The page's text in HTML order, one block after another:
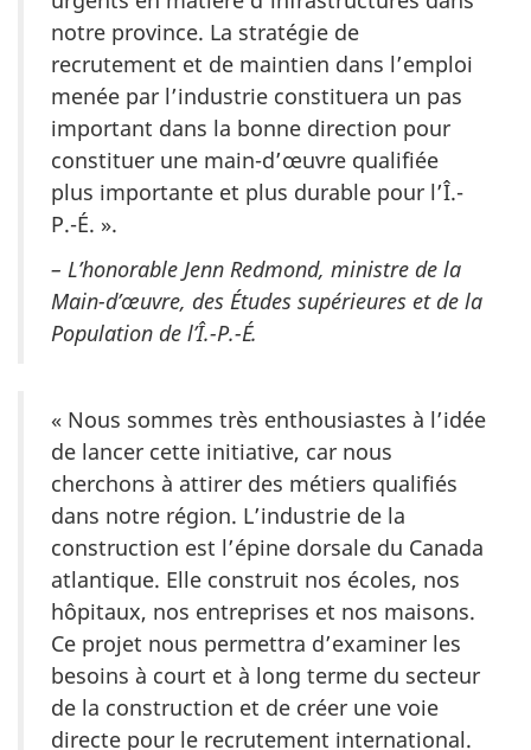
notre province. La stratégie de
recrutement et de maintien dans l’emploi
menée par l’industrie constituera un pas
important dans la bonne direction pour
constituer une main-d’œuvre qualifiée
plus importante et plus durable pour l’Î.-
P.-É. ».
– L’honorable Jenn Redmond, ministre de la
Main-d’œuvre, des Études supérieures et de la
Population de l’Î.-P.-É.
« Nous sommes très enthousiastes à l’idée
de lancer cette initiative, car nous
cherchons à attirer des métiers qualifiés
dans notre région. L’industrie de la
construction est l’épine dorsale du Canada
atlantique. Elle construit nos écoles, nos
hôpitaux, nos entreprises et nos maisons.
Ce projet nous permettra d’examiner les
besoins à court et à long terme du secteur
de la construction et de créer une voie
directe pour le recrutement international.